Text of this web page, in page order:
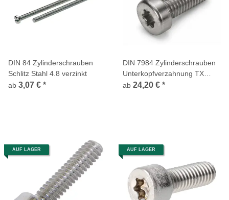
DIN 84 Zylinderschrauben
Schlitz Stahl 4.8 verzinkt
ab 3,07 € *
DIN 7984 Zylinderschrauben
Unterkopfverzahnung TX
Edelstahl A2
ab 24,20 € *
AUF LAGER AUF LAGER